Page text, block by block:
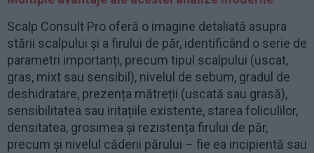
Scalp Consult Pro oferă o imagine detaliată asupra
stării scalpului și a firului de păr, identificând o serie de
parametri importanți, precum tipul scalpului (uscat,
gras, mixt sau sensibil), nivelul de sebum, gradul de
deshidratare, prezența mătreții (uscată sau grasă),
sensibilitatea sau iritațiile existente, starea foliculilor,
densitatea, grosimea și rezistența firului de păr,
precum și nivelul căderii părului – fie ea incipientă sau